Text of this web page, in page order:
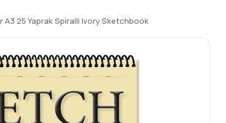
A3 25 Yaprak Spiralli Ivory Sketchbook